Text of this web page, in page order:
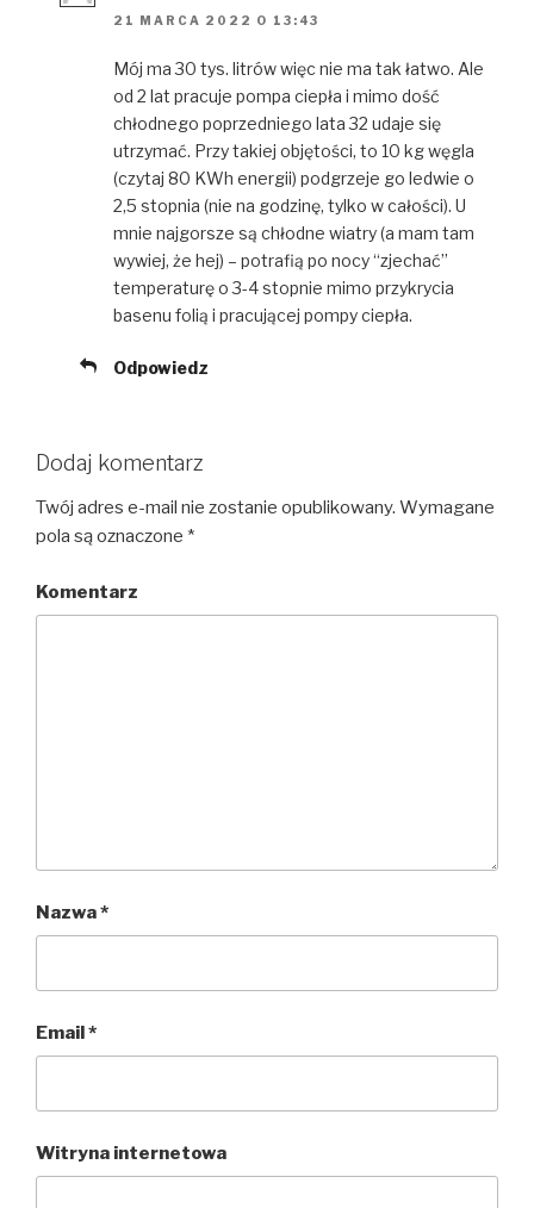
21 MARCA 2022 O 13:43
Mój ma 30 tys. litrów więc nie ma tak łatwo. Ale
od 2 lat pracuje pompa ciepła i mimo dość
chłodnego poprzedniego lata 32 udaje się
utrzymać. Przy takiej objętości, to 10 kg węgla
(czytaj 80 KWh energii) podgrzeje go ledwie o
2,5 stopnia (nie na godzinę, tylko w całości). U
mnie najgorsze są chłodne wiatry (a mam tam
wywiej, że hej) – potrafią po nocy “zjechać”
temperaturę o 3-4 stopnie mimo przykrycia
basenu folią i pracującej pompy ciepła.
Odpowiedz
Dodaj komentarz
Twój adres e-mail nie zostanie opublikowany. Wymagane
pola są oznaczone *
Komentarz
Nazwa*
Email*
Witryna internetowa